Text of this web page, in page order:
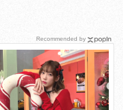
Recommended by